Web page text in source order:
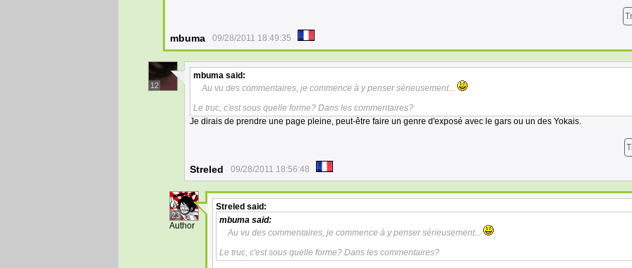
mbuma 09/28/2011 18:49:35
12
mbuma said:
Au vu des commentaires, je commence à y penser sérieusement...
Le truc, c'est sous quelle forme? Dans les commentaires?
Je dirais de prendre une page pleine, peut-être faire un genre d'exposé avec le gars ou un des Yokais.
Streled 09/28/2011 18:56:48
23
Author
Streled said:
mbuma said:
Au vu des commentaires, je commence à y penser sérieusement...
Le truc, c'est sous quelle forme? Dans les commentaires?